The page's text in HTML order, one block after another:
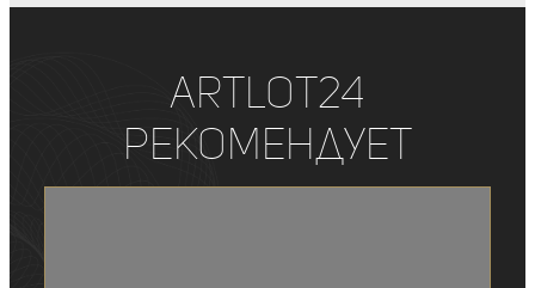
ArtLot24
рекомендует